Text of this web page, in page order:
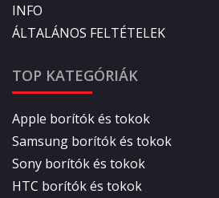
INFO
ÁLTALÁNOS FELTÉTELEK
TOP KATEGÓRIÁK
Apple borítók és tokok
Samsung borítók és tokok
Sony borítók és tokok
HTC borítók és tokok